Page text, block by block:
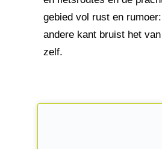
gebied vol rust en
andere kant bruist het
zelf.